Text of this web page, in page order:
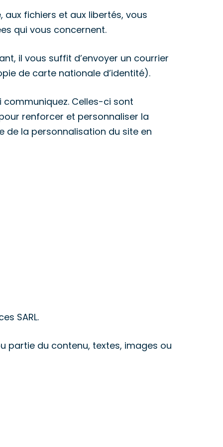
aux fichiers et aux libertés, vous
qui vous concernent.
il vous suffit d’envoyer un courrier
de carte nationale d’identité).
communiquez. Celles-ci sont
renforcer et personnaliser la
de la personnalisation du site en
SARL.
partie du contenu, textes, images ou